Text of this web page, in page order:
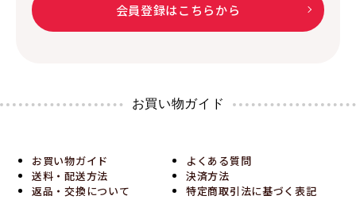
会員登録はこちらから
お買い物ガイド
お買い物ガイド
よくある質問
送料・配送方法
決済方法
返品・交換について
特定商取引法に基づく表記